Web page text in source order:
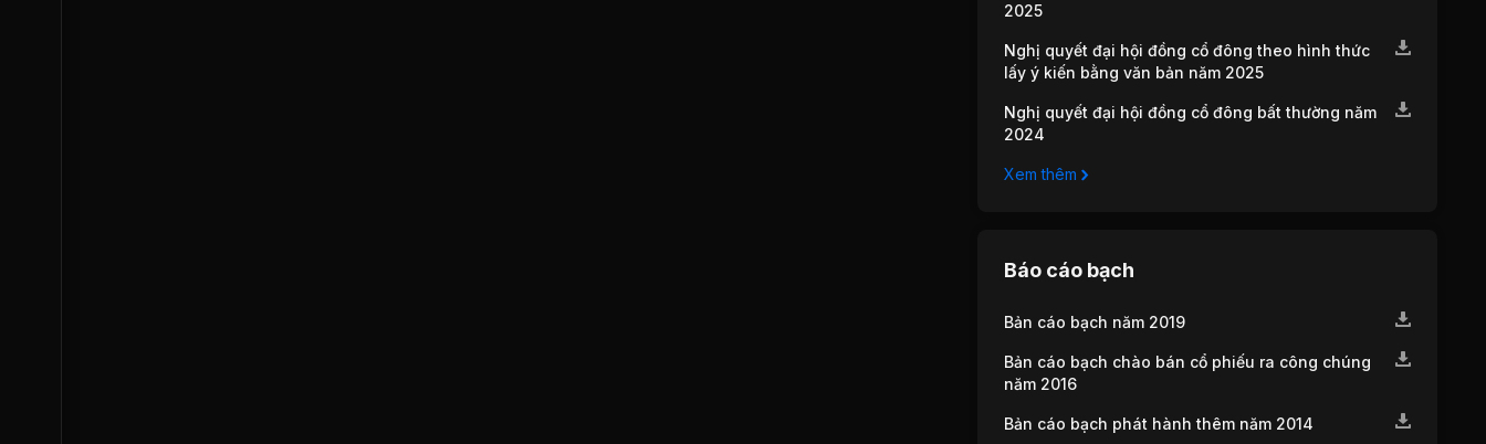
2025
Nghị quyết đại hội đồng cổ đông theo hình thức
lấy ý kiến bằng văn bản năm 2025
Nghị quyết đại hội đồng cổ đông bất thường năm
2024
Xem thêm
Báo cáo bạch
Bản cáo bạch năm 2019
Bản cáo bạch chào bán cổ phiếu ra công chúng
năm 2016
Bản cáo bạch phát hành thêm năm 2014